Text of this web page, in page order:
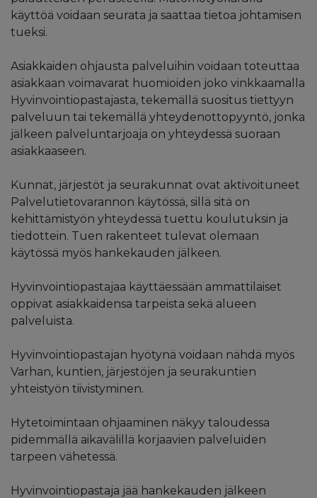
käyttöä voidaan seurata ja saattaa tietoa johtamisen
tueksi.
Asiakkaiden ohjausta palveluihin voidaan toteuttaa
asiakkaan voimavarat huomioiden joko vinkkaamalla
Hyvinvointiopastajasta, tekemällä suositus tiettyyn
palveluun tai tekemällä yhteydenottopyyntö, jonka
jälkeen palveluntarjoaja on yhteydessä suoraan
asiakkaaseen.
Kunnat, järjestöt ja seurakunnat ovat aktivoituneet
Palvelutietovarannon käytössä, sillä sitä on
kehittämistyön yhteydessä tuettu koulutuksin ja
tiedottein. Tuen rakenteet tulevat olemaan
käytössä myös hankekauden jälkeen.
Hyvinvointiopastajaa käyttäessään ammattilaiset
oppivat asiakkaidensa tarpeista sekä alueen
palveluista.
Hyvinvointiopastajan hyötynä voidaan nähdä myös
Varhan, kuntien, järjestöjen ja seurakuntien
yhteistyön tiivistyminen.
Hytetoimintaan ohjaaminen näkyy taloudessa
pidemmällä aikavälillä korjaavien palveluiden
tarpeen vähetessä.
Hyvinvointiopastaja jää hankekauden jälkeen